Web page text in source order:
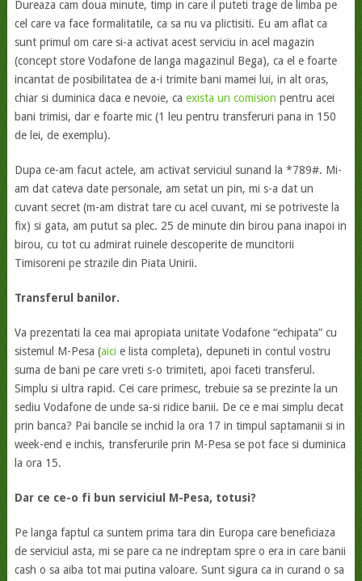
Dureaza cam doua minute, timp in care il puteti trage de limba pe
cel care va face formalitatile, ca sa nu va plictisiti. Eu am aflat ca
sunt primul om care si-a activat acest serviciu in acel magazin
(concept store Vodafone de langa magazinul Bega), ca el e foarte
incantat de posibilitatea de a-i trimite bani mamei lui, in alt oras,
chiar si duminica daca e nevoie, ca exista un comision pentru acei
bani trimisi, dar e foarte mic (1 leu pentru transferuri pana in 150
de lei, de exemplu).
Dupa ce-am facut actele, am activat serviciul sunand la *789#. Mi-
am dat cateva date personale, am setat un pin, mi s-a dat un
cuvant secret (m-am distrat tare cu acel cuvant, mi se potriveste la
fix) si gata, am putut sa plec. 25 de minute din birou pana inapoi in
birou, cu tot cu admirat ruinele descoperite de muncitorii
Timisoreni pe strazile din Piata Unirii.
Transferul banilor.
Va prezentati la cea mai apropiata unitate Vodafone “echipata” cu
sistemul M-Pesa (aici e lista completa), depuneti in contul vostru
suma de bani pe care vreti s-o trimiteti, apoi faceti transferul.
Simplu si ultra rapid. Cei care primesc, trebuie sa se prezinte la un
sediu Vodafone de unde sa-si ridice banii. De ce e mai simplu decat
prin banca? Pai bancile se inchid la ora 17 in timpul saptamanii si in
week-end e inchis, transferurile prin M-Pesa se pot face si duminica
la ora 15.
Dar ce ce-o fi bun serviciul M-Pesa, totusi?
Pe langa faptul ca suntem prima tara din Europa care beneficiaza
de serviciul asta, mi se pare ca ne indreptam spre o era in care banii
cash o sa aiba tot mai putina valoare. Sunt sigura ca in curand o sa